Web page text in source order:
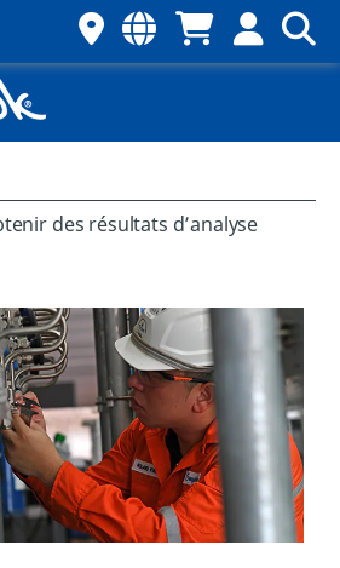
des résultats d’analyse